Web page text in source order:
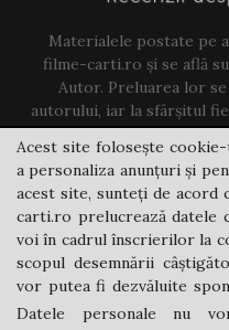
Materialele postate pe
filme-carti.ro și se află
Autor. Preluarea lor
autorului, iar la sfârșitul
existe un
Contact us:
Acest site folosește
a personaliza anunțuri și
acest site, sunteți de
carti.ro prelucrează datele
voi în cadrul înscrierilor la
scopul desemnării
vor putea fi dezvăluite
Datele personale nu